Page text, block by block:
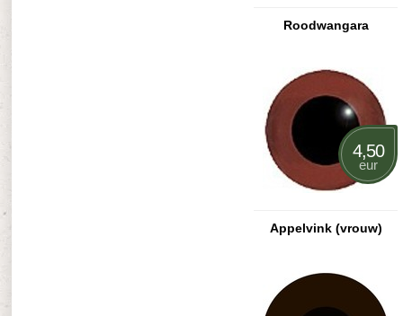
Roodwangara
Appelvink (vrouw)
4,50
eur